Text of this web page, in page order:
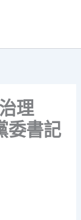
理
委書記